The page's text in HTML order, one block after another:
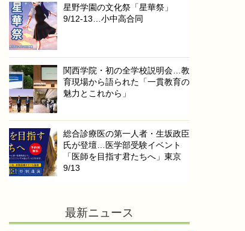
星野学園の文化祭「星華祭」
9/12-13…小中高合同
関西学院・初の全学校説明会…教
育現場から語られた「一貫教育の
魅力とこれから」
総合診療医の第一人者・生坂政臣
氏が登壇…医学部受験イベント
「医師を目指す君たちへ」東京
9/13
最新ニュース